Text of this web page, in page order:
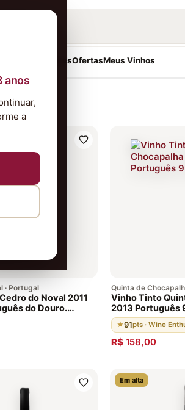
anos
a
Kits & PresentesOfertasMeus Vinhos
· Portugal
do Noval 2011
do Douro.
barricas de
92 pontos de
Magazine
Quinta de
Vinho Tinto
2013 Português
★91pts · Wine
R$ 158,00
Em alta